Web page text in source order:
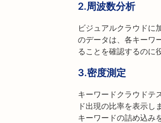
2.周波数分析
ビジュアルクラウドに
のデータは、各キーワ
ることを確認するのに
3.密度測定
キーワードクラウドテ
ド出現の比率を表示し
キーワードの詰め込み